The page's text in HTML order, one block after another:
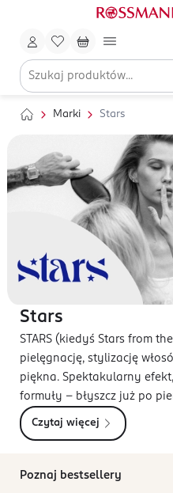
Marki Stars
Stars
STARS (kiedyś Stars from
pielęgnację, stylizację
piękna. Spektakularny
formuły – błyszcz już po
Czytaj więcej
Poznaj bestsellery